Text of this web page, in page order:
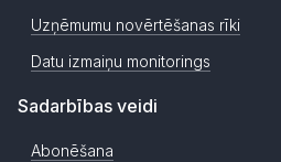
Uzņēmumu novērtēšanas rīki
Datu izmaiņu monitorings
Sadarbības veidi
Abonēšana